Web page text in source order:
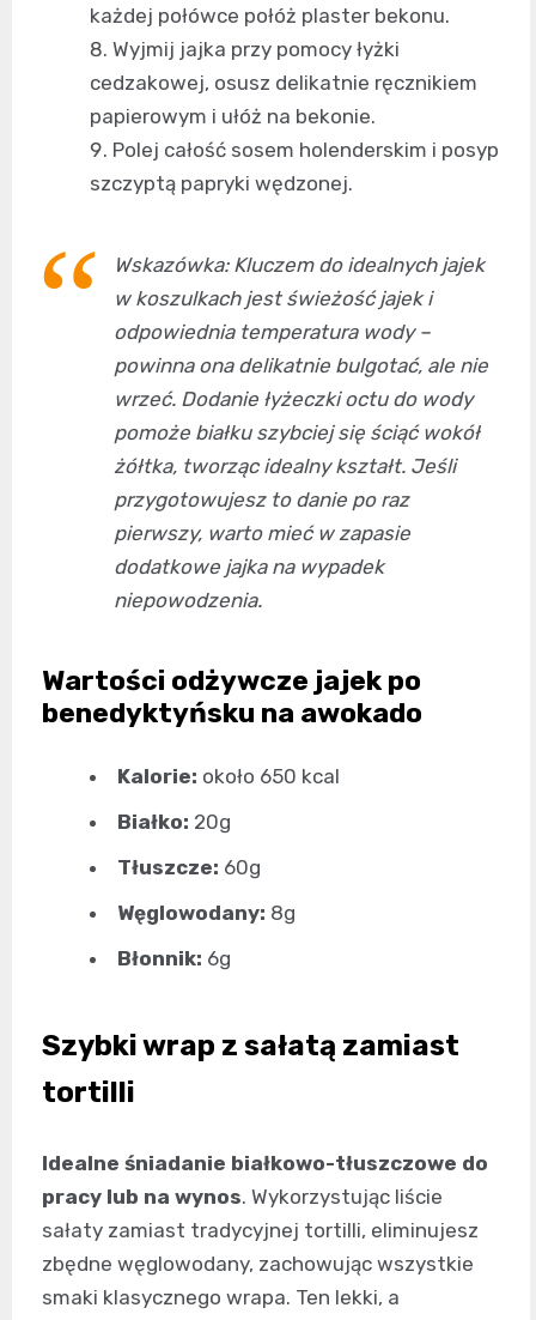
każdej połówce połóż plaster bekonu.
Wyjmij jajka przy pomocy łyżki
cedzakowej, osusz delikatnie ręcznikiem
papierowym i ułóż na bekonie.
Polej całość sosem holenderskim i posyp
szczyptą papryki wędzonej.
Wskazówka: Kluczem do idealnych jajek
w koszulkach jest świeżość jajek i
odpowiednia temperatura wody –
powinna ona delikatnie bulgotać, ale nie
wrzeć. Dodanie łyżeczki octu do wody
pomoże białku szybciej się ściąć wokół
żółtka, tworząc idealny kształt. Jeśli
przygotowujesz to danie po raz
pierwszy, warto mieć w zapasie
dodatkowe jajka na wypadek
niepowodzenia.
Wartości odżywcze jajek po
benedyktyńsku na awokado
Kalorie: około 650 kcal
Białko: 20g
Tłuszcze: 60g
Węglowodany: 8g
Błonnik: 6g
Szybki wrap z sałatą zamiast
tortilli
Idealne śniadanie białkowo-tłuszczowe do
pracy lub na wynos. Wykorzystując liście
sałaty zamiast tradycyjnej tortilli, eliminujesz
zbędne węglowodany, zachowując wszystkie
smaki klasycznego wrapa. Ten lekki, a